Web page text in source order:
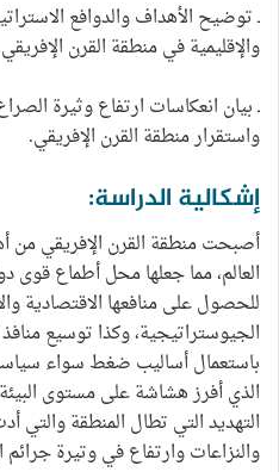
ـ توضيح الأهداف والدوافع
والإقليمية في منطقة القرن
ـ بيان انعكاسات ارتفاع وثيرة
واستقرار منطقة القرن الإفريقي.
إشكالية الدراسة:
أصبحت منطقة القرن الإفريقي من
العالم، مما جعلها محل أطماع قوى
للحصول على منافعها الاقتصادية
الجيوستراتيجية، وكذا توسيع
باستعمال أساليب ضغط سواء
الذي أفرز هشاشة على مستوى
التهديد التي تطال المنطقة
والنزاعات وارتفاع في وتيرة